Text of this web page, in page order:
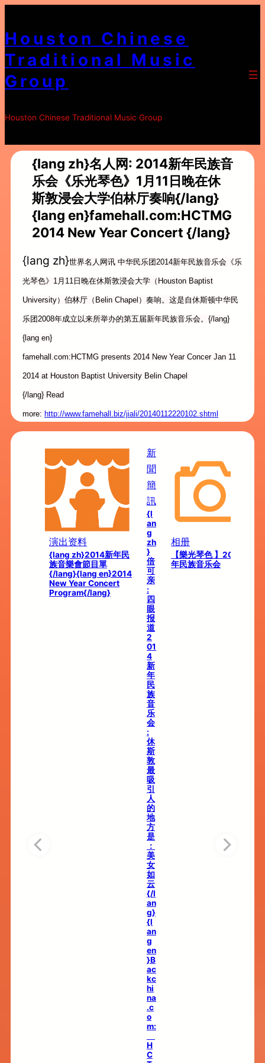
to
content
Houston Chinese
Traditional Music
Group
Houston Chinese Traditional Music Group
{lang zh}名人网: 2014新年民族音
乐会《乐光琴色》1月11日晚在休
斯敦浸会大学伯林厅奏响{/lang}
{lang en}famehall.com:HCTMG
2014 New Year Concert {/lang}
{lang zh}世界名人网讯 中华民乐团2014新年民族音乐会《乐
光琴色》1月11日晚在休斯敦浸会大学（Houston Baptist
University）伯林厅（Belin Chapel）奏响。这是自休斯顿中华民
乐团2008年成立以来所举办的第五届新年民族音乐会。{/lang}
{lang en}
famehall.com:HCTMG presents 2014 New Year Concer Jan 11
2014 at Houston Baptist University Belin Chapel
{/lang} Read
more: http://www.famehall.biz/jiali/20140112220102.shtml
演出资料
{lang zh}2014新年民
族音樂會節目單
{/lang}{lang en}2014
New Year Concert
Program{/lang}
新
聞
簡
訊
{l
an
g
zh
}
倍
可
亲
:
四
眼
报
道
2
01
4
新
年
民
族
音
乐
会
:
休
斯
敦
最
吸
引
人
的
地
方
是
：
美
女
如
云
{/l
an
g}
{l
an
g
en
}B
ac
kc
hi
na
.c
o
m:
H
C
相册
【樂光琴色 】2014新
年民族音乐会